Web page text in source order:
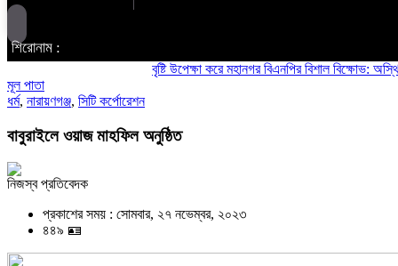
শিরোনাম :
বৃষ্টি উপেক্ষা করে মহানগর বিএনপির বিশাল বিক্ষোভ:
মূল পাতা
ধর্ম, নারায়ণগঞ্জ, সিটি কর্পোরেশন
বাবুরাইলে ওয়াজ মাহফিল অনুষ্ঠিত
নিজস্ব প্রতিবেদক
প্রকাশের সময় : সোমবার, ২৭ নভেম্বর, ২০২৩
৪৪৯ 🪪